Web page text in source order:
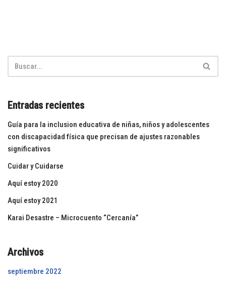
Entradas recientes
Guía para la inclusion educativa de niñas, niños y adolescentes
con discapacidad física que precisan de ajustes razonables
significativos
Cuidar y Cuidarse
Aquí estoy 2020
Aquí estoy 2021
Karai Desastre – Microcuento “Cercanía”
Archivos
septiembre 2022